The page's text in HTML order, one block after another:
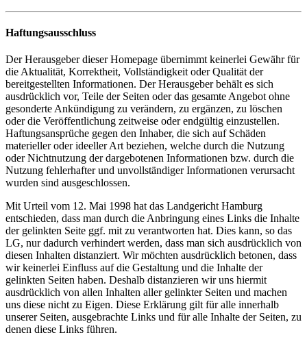
Haftungsausschluss
Der Herausgeber dieser Homepage übernimmt keinerlei Gewähr für
die Aktualität, Korrektheit, Vollständigkeit oder Qualität der
bereitgestellten Informationen. Der Herausgeber behält es sich
ausdrücklich vor, Teile der Seiten oder das gesamte Angebot ohne
gesonderte Ankündigung zu verändern, zu ergänzen, zu löschen
oder die Veröffentlichung zeitweise oder endgültig einzustellen.
Haftungsansprüche gegen den Inhaber, die sich auf Schäden
materieller oder ideeller Art beziehen, welche durch die Nutzung
oder Nichtnutzung der dargebotenen Informationen bzw. durch die
Nutzung fehlerhafter und unvollständiger Informationen verursacht
wurden sind ausgeschlossen.
Mit Urteil vom 12. Mai 1998 hat das Landgericht Hamburg
entschieden, dass man durch die Anbringung eines Links die Inhalte
der gelinkten Seite ggf. mit zu verantworten hat. Dies kann, so das
LG, nur dadurch verhindert werden, dass man sich ausdrücklich von
diesen Inhalten distanziert. Wir möchten ausdrücklich betonen, dass
wir keinerlei Einfluss auf die Gestaltung und die Inhalte der
gelinkten Seiten haben. Deshalb distanzieren wir uns hiermit
ausdrücklich von allen Inhalten aller gelinkter Seiten und machen
uns diese nicht zu Eigen. Diese Erklärung gilt für alle innerhalb
unserer Seiten, ausgebrachte Links und für alle Inhalte der Seiten, zu
denen diese Links führen.